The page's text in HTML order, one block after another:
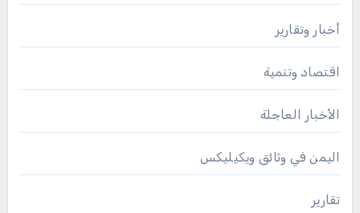
أخبار وتقارير
اقتصاد وتنمية
الأخبار العاجلة
اليمن في وثائق ويكيليكس
تقارير